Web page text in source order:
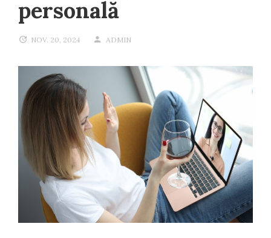
personală
NOV. 20, 2024 ADMIN